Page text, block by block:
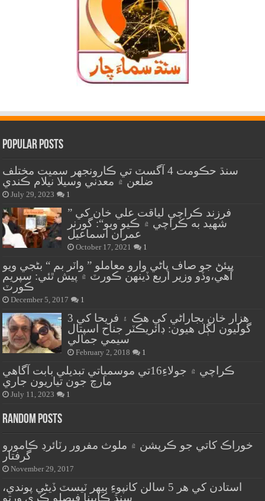
Popular Posts
سنڌ حڪومت 4 آگسٽ تي ڪارونجهر سميت مختلف
ضلعن ۾ معدني وسيلا نيلام ڪندي
July 29, 2023 1
” فرزند ڪراچي لياقت علي خان کي
شهيد به ڪراچي ۾ ڪيو ويو“: گورنر
عمران اسماعيل
October 17, 2021 1
پيئڻ جو صاف پاڻي وارو معاملو ” واٽر بم “ بڻجي ويو
آهي،وڏو وزير اربع ڏينهن ڪورٽ ۾ پيش ٿئي: سپريم
ڪورٽ
December 5, 2017 1
هزار خان بجاراڻي کي هڪ ۽ فريحا کي 3
گوليون لڳل هيون: ڊائريڪٽر جناح اسپتال
سيمي جمالي
February 2, 2018 1
ڪراچي ۾ جولاءِ16تي موسمياتي تبديلي بابت آگاهي
مارچ جون تياريون جاري
July 11, 2023 1
Random Posts
خوراڪ کاتي جو ڪرپشن ۾ ملوث مفرور رٽائرڊ ڪامورو
گرفتار
November 29, 2017
استادن کي هر 5 سالن کانپوءِ ٻيهر ٽيسٽ ڏيڻي پوندي،
سنڌ ڪابينا فيصلو ڪري ورتو